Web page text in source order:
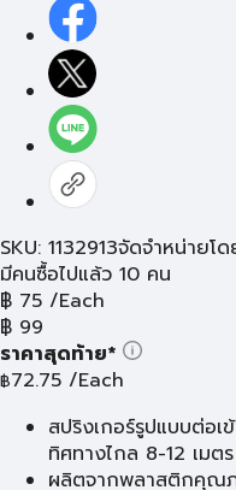
SKU: 1132913จัดจำหน่ายโด
มีคนซื้อไปแล้ว 10 คน
฿ 75 /Each
฿ 99
ราคาสุดท้าย*
฿72.75 /Each
สปริงเกอร์รูปแบบต่อเ
ทิศทางไกล 8-12 เมตร
ผลิตจากพลาสติกคุณ